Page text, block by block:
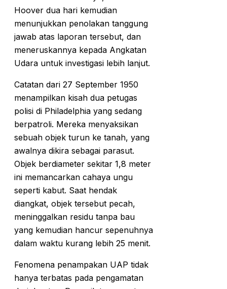
Hoover dua hari kemudian
menunjukkan penolakan tanggung
jawab atas laporan tersebut, dan
meneruskannya kepada Angkatan
Udara untuk investigasi lebih lanjut.
Catatan dari 27 September 1950
menampilkan kisah dua petugas
polisi di Philadelphia yang sedang
berpatroli. Mereka menyaksikan
sebuah objek turun ke tanah, yang
awalnya dikira sebagai parasut.
Objek berdiameter sekitar 1,8 meter
ini memancarkan cahaya ungu
seperti kabut. Saat hendak
diangkat, objek tersebut pecah,
meninggalkan residu tanpa bau
yang kemudian hancur sepenuhnya
dalam waktu kurang lebih 25 menit.
Fenomena penampakan UAP tidak
hanya terbatas pada pengamatan